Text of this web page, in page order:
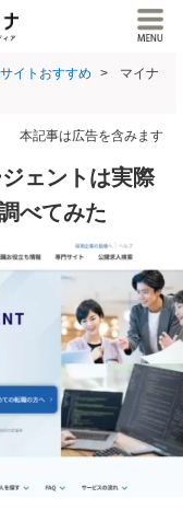
イトおすすめ
マイナ
本記事は広告を含みます
ェントは実際
べてみた